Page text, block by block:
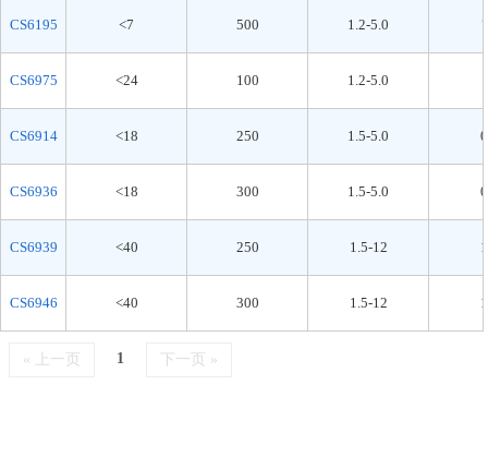
CS6195 <7 500 1.2-5.0
CS6975 <24 100 1.2-5.0
CS6914 <18 250 1.5-5.0
CS6936 <18 300 1.5-5.0
CS6939 <40 250 1.5-12
CS6946 <40 300 1.5-12
« 上一页 1 下一页 »